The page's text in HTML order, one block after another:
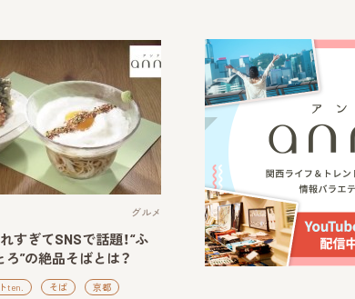
グルメ
れすぎてSNSで話題！“ふ
ろ”の絶品そばとは？
ten. そば 京都